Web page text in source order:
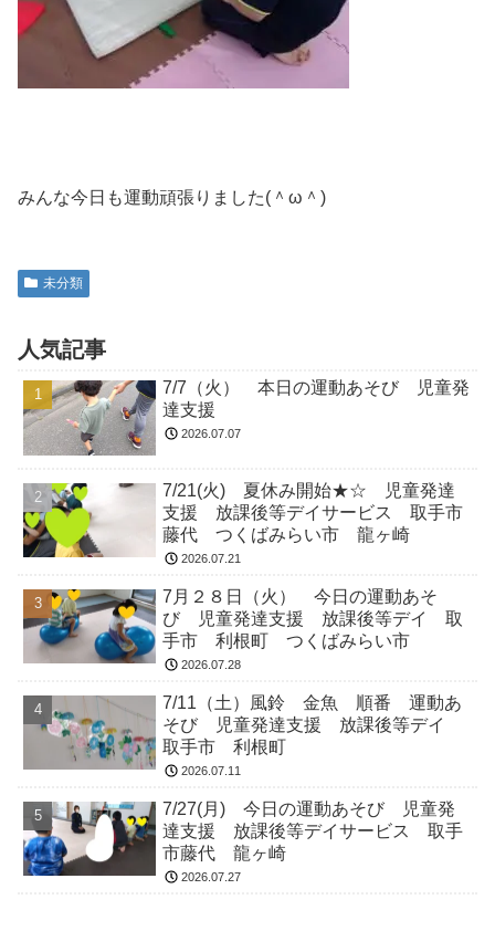
みんな今日も運動頑張りました(＾ω＾)
未分類
人気記事
7/7（火） 本日の運動あそび 児童発
達支援
2026.07.07
7/21(火) 夏休み開始★☆ 児童発達
支援 放課後等デイサービス 取手市
藤代 つくばみらい市 龍ヶ崎
2026.07.21
7月２８日（火） 今日の運動あそ
び 児童発達支援 放課後等デイ 取
手市 利根町 つくばみらい市
2026.07.28
7/11（土）風鈴 金魚 順番 運動あ
そび 児童発達支援 放課後等デイ
取手市 利根町
2026.07.11
7/27(月) 今日の運動あそび 児童発
達支援 放課後等デイサービス 取手
市藤代 龍ヶ崎
2026.07.27